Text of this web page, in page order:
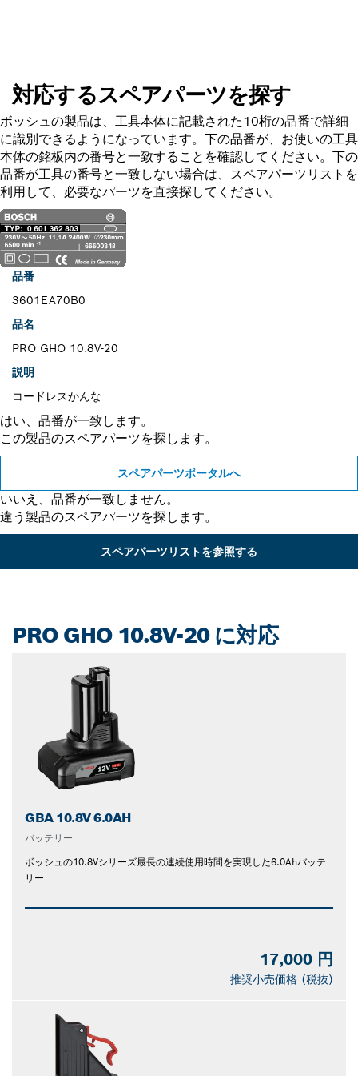
対応するスペアパーツを探す
ボッシュの製品は、工具本体に記載された10桁の品番で詳細
に識別できるようになっています。下の品番が、お使いの工具
本体の銘板内の番号と一致することを確認してください。下の
品番が工具の番号と一致しない場合は、スペアパーツリストを
利用して、必要なパーツを直接探してください。
品番
3601EA70B0
品名
PRO GHO 10.8V-20
説明
コードレスかんな
はい、品番が一致します。
この製品のスペアパーツを探します。
スペアパーツポータルへ
いいえ、品番が一致しません。
違う製品のスペアパーツを探します。
スペアパーツリストを参照する
PRO GHO 10.8V-20 に対応
GBA 10.8V 6.0AH
バッテリー
ボッシュの10.8Vシリーズ最長の連続使用時間を実現した6.0Ahバッテ
リー
17,000 円
推奨小売価格 (税抜)